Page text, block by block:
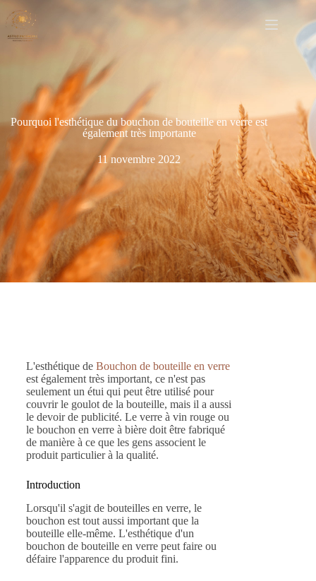
Pourquoi l'esthétique du bouchon de bouteille en verre est
également très importante
11 novembre 2022
L'esthétique de Bouchon de bouteille en verre
est également très important, ce n'est pas
seulement un étui qui peut être utilisé pour
couvrir le goulot de la bouteille, mais il a aussi
le devoir de publicité. Le verre à vin rouge ou
le bouchon en verre à bière doit être fabriqué
de manière à ce que les gens associent le
produit particulier à la qualité.
Introduction
Lorsqu'il s'agit de bouteilles en verre, le
bouchon est tout aussi important que la
bouteille elle-même. L'esthétique d'un
bouchon de bouteille en verre peut faire ou
défaire l'apparence du produit fini.